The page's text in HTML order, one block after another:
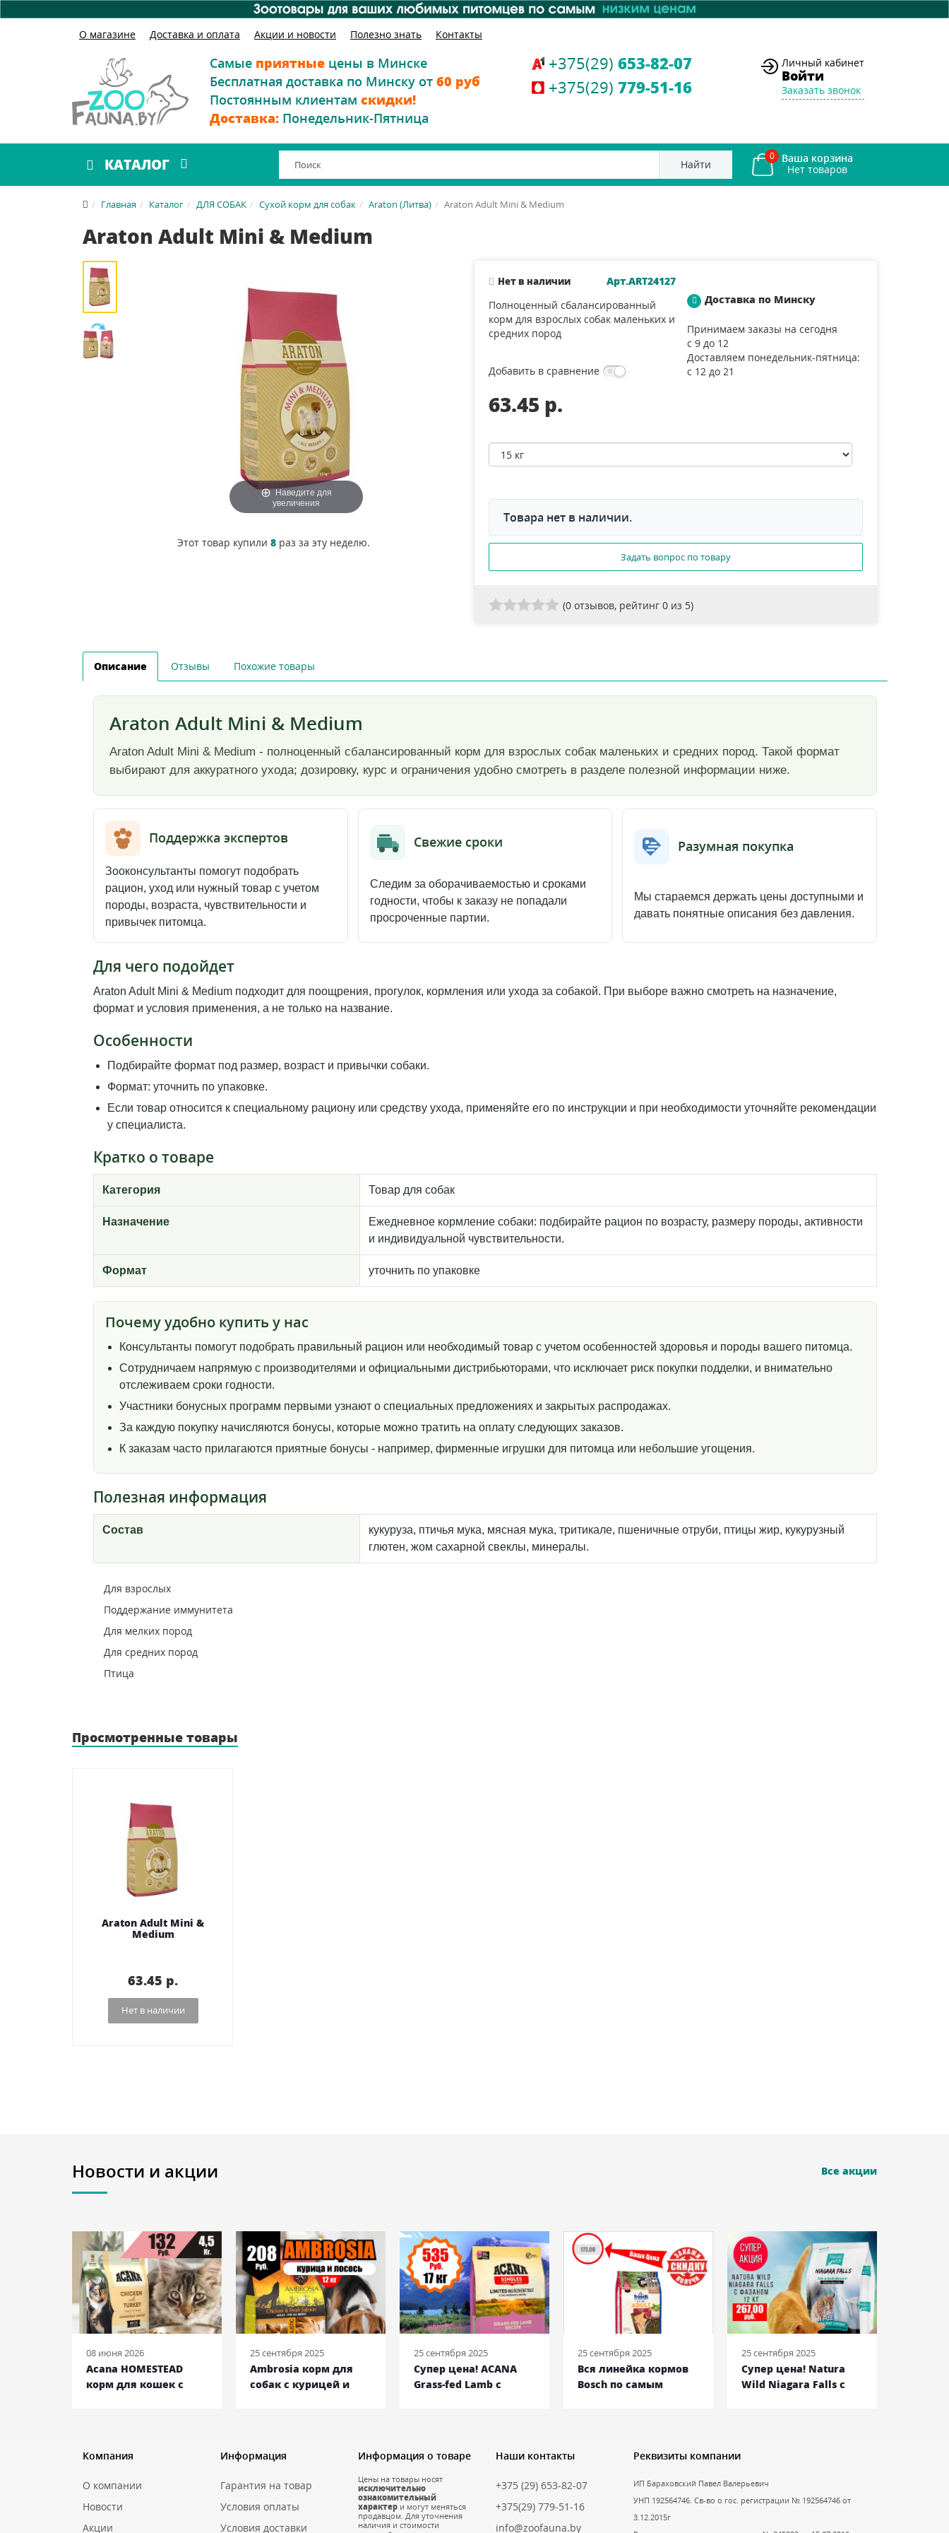
О магазине Доставка и оплата Акции и новости Полезно знать Контакты
Самые приятные цены в Минске
Бесплатная доставка по Минску от 60 руб
Постоянным клиентам скидки!
Доставка: Понедельник-Пятница
+375(29) 653-82-07
+375(29) 779-51-16
Личный кабинет
Войти
Заказать звонок
КАТАЛОГ Найти
0 Ваша корзина
Главная Каталог ДЛЯ СОБАК Сухой корм для собак Araton (Литва) Araton Adult Mini & Medium
Araton Adult Mini & Medium
Наведите для
увеличения
Этот товар купили 8раз за эту неделю.
Нет в наличии
Арт.ART24127
Полноценный сбалансированный
корм для взрослых собак маленьких и
средних пород
Добавить в сравнение
63.45 p.
Доставка по Минску
Принимаем заказы на сегодня
с 9 до 12
Доставляем понедельник-пятница:
с 12 до 21
Товара нет в наличии.
Задать вопрос по товару
(0 отзывов, рейтинг 0 из 5)
Описание Отзывы Похожие товары
Araton Adult Mini & Medium
Araton Adult Mini & Medium - полноценный сбалансированный корм для взрослых собак маленьких и средних пород. Такой формат
выбирают для аккуратного ухода; дозировку, курс и ограничения удобно смотреть в разделе полезной информации ниже.
Поддержка экспертов
Зооконсультанты помогут подобрать
рацион, уход или нужный товар с учетом
породы, возраста, чувствительности и
привычек питомца.
Свежие сроки
Следим за оборачиваемостью и сроками
годности, чтобы к заказу не попадали
просроченные партии.
Разумная покупка
Мы стараемся держать цены доступными и
давать понятные описания без давления.
Для чего подойдет
Araton Adult Mini & Medium подходит для поощрения, прогулок, кормления или ухода за собакой. При выборе важно смотреть на назначение,
формат и условия применения, а не только на название.
Особенности
Подбирайте формат под размер, возраст и привычки собаки.
Формат: уточнить по упаковке.
Если товар относится к специальному рациону или средству ухода, применяйте его по инструкции и при необходимости уточняйте рекомендации
у специалиста.
Кратко о товаре
Категория Товар для собак
Назначение
Ежедневное кормление собаки: подбирайте рацион по возрасту, размеру породы, активности
и индивидуальной чувствительности.
Формат уточнить по упаковке
Почему удобно купить у нас
Консультанты помогут подобрать правильный рацион или необходимый товар с учетом особенностей здоровья и породы вашего питомца.
Сотрудничаем напрямую с производителями и официальными дистрибьюторами, что исключает риск покупки подделки, и внимательно
отслеживаем сроки годности.
Участники бонусных программ первыми узнают о специальных предложениях и закрытых распродажах.
За каждую покупку начисляются бонусы, которые можно тратить на оплату следующих заказов.
К заказам часто прилагаются приятные бонусы - например, фирменные игрушки для питомца или небольшие угощения.
Полезная информация
Состав
кукуруза, птичья мука, мясная мука, тритикале, пшеничные отруби, птицы жир, кукурузный
глютен, жом сахарной свеклы, минералы.
Для взрослых
Поддержание иммунитета
Для мелких пород
Для средних пород
Птица
Просмотренные товары
Araton Adult Mini &
Medium
63.45 p.
Нет в наличии
Новости и акции Все акции
08 июня 2026
Acana HOMESTEAD
корм для кошек с
25 сентября 2025
Ambrosia корм для
собак с курицей и
25 сентября 2025
Супер цена! ACANA
Grass-fed Lamb с
25 сентября 2025
Вся линейка кормов
Bosch по самым
25 сентября 2025
Супер цена! Natura
Wild Niagara Falls c
Компания
О компании
Новости
Акции
Информация
Гарантия на товар
Условия оплаты
Условия доставки
Информация о товаре
Цены на товары носят
исключительно
ознакомительный
характер и могут меняться
продавцом. Для уточнения
наличия и стоимости
Наши контакты
+375 (29) 653-82-07
+375(29) 779-51-16
info@zoofauna.by
Реквизиты компании
ИП Бараховский Павел Валерьевич
УНП 192564746. Св-во о гос. регистрации № 192564746 от
3.12.2015г